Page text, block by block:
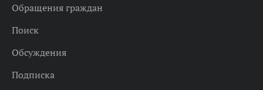
Обращения граждан
Поиск
Обсуждения
Подписка